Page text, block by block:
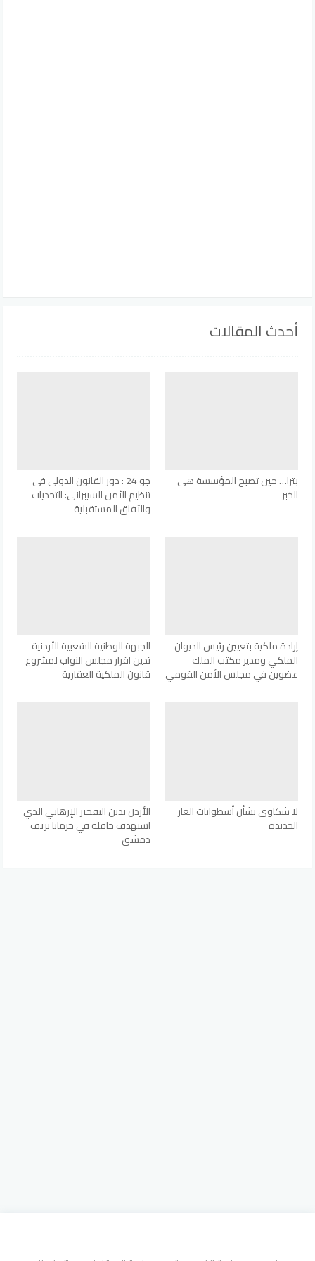
أحدث المقالات
بترا… حين تصبح المؤسسة هي
الخبر
جو 24 : دور القانون الدولي في
تنظيم الأمن السيبراني: التحديات
والآفاق المستقبلية
إرادة ملكية بتعيين رئيس الديوان
الملكي ومدير مكتب الملك
عضوين في مجلس الأمن القومي
الجبهة الوطنية الشعبية الأردنية
تدين اقرار مجلس النواب لمشروع
قانون الملكية العقارية
لا شكاوى بشأن أسطوانات الغاز
الجديدة
الأردن يدين التفجير الإرهابي الذي
استهدف حافلة في جرمانا بريف
دمشق